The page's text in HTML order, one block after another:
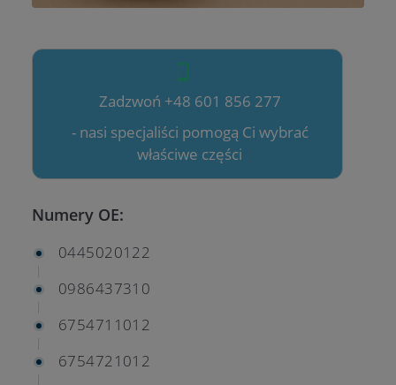
Zadzwoń +48 601 856 277
- nasi specjaliści pomogą Ci wybrać
właściwe części
Numery OE:
0445020122
0986437310
6754711012
6754721012